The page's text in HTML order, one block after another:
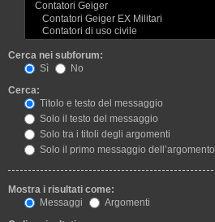
Cerca nei subforum:
Sì
No
Cerca:
Titolo e testo del messaggio
Solo il testo del messaggio
Solo tra i titoli degli argomenti
Solo il primo messaggio dell’argomento
Mostra i risultati come:
Messaggi
Argomenti